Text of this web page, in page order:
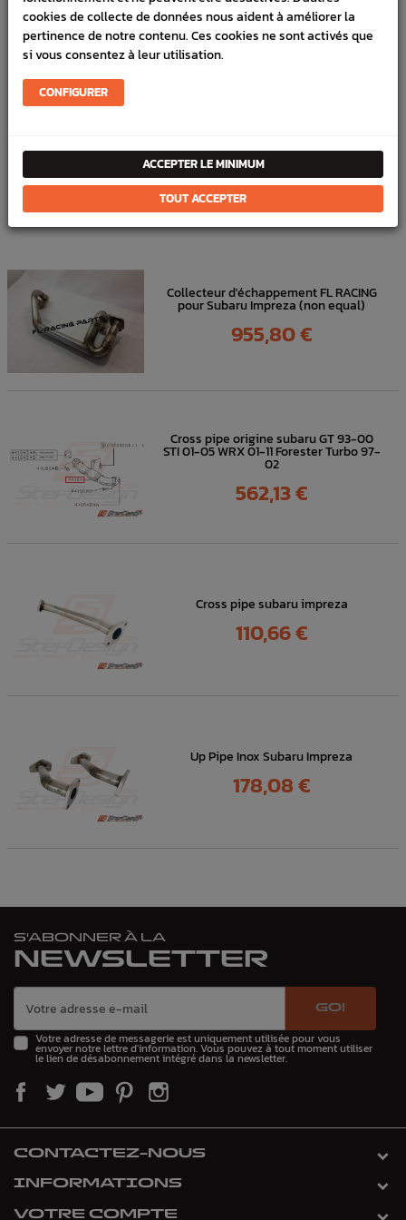
Marque :HKS
Référence :1081
Échappement
Collecteur & UP Pipe
DANSLA MÊME
CATÉGORIE
Collecteur d'échappement FL RACING
pour Subaru Impreza (non equal)
Prix
955,80 €
Cross pipe origine subaru GT 93-00
STI 01-05 WRX 01-11 Forester Turbo 97-
02
Prix
562,13 €
Cross pipe subaru impreza
Prix
110,66 €
Up Pipe Inox Subaru Impreza
Prix
178,08 €
S'ABONNER À LA
NEWSLETTER
GO!
Votre adresse de messagerie est uniquement utilisée pour vous
envoyer notre lettre d'information. Vous pouvez à tout moment utiliser
le lien de désabonnement intégré dans la newsletter.
CONTACTEZ-NOUS
INFORMATIONS
VOTRE COMPTE
cookies de collecte de données nous aident à améliorer la
pertinence de notre contenu. Ces cookies ne sont activés que
si vous consentez à leur utilisation.
CONFIGURER
ACCEPTER LE MINIMUM
TOUT ACCEPTER